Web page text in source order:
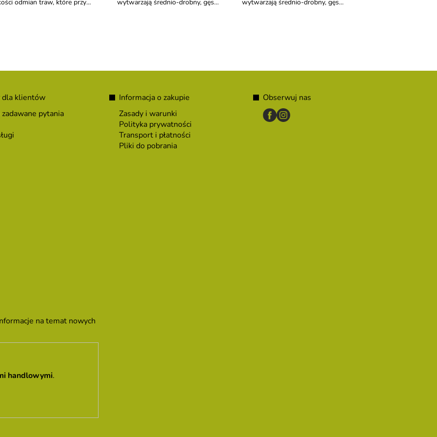
odmian traw, które przy
wytwarzają średnio-drobny, gęsty
wytwarzają średnio-drobny, gęsty
dla klientów
pytania
Informacja o zakupie
Zasady i warunki
Polityka prywatności
Transport i płatności
Pliki do pobrania
Obserwuj nas
na temat nowych
handlowymi.